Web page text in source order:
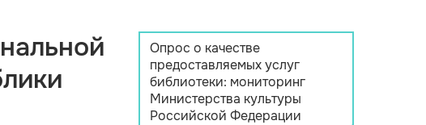
Опрос о качестве
предоставляемых услуг
библиотеки: мониторинг
Министерства культуры
Российской Федерации